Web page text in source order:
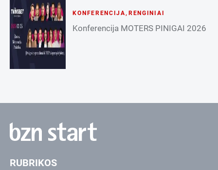
KONFERENCIJA, RENGINIAI
Konferencija MOTERS PINIGAI 2026
RUBRIKOS